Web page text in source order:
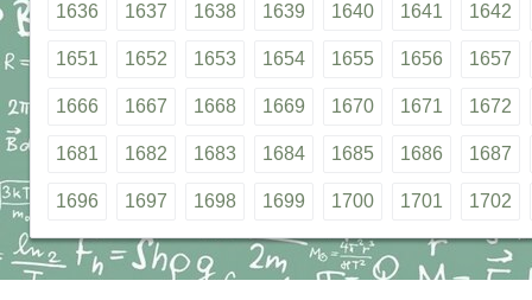
1636 1637 1638 1639 1640 1641 1642
1651 1652 1653 1654 1655 1656 1657
1666 1667 1668 1669 1670 1671 1672
1681 1682 1683 1684 1685 1686 1687
1696 1697 1698 1699 1700 1701 1702